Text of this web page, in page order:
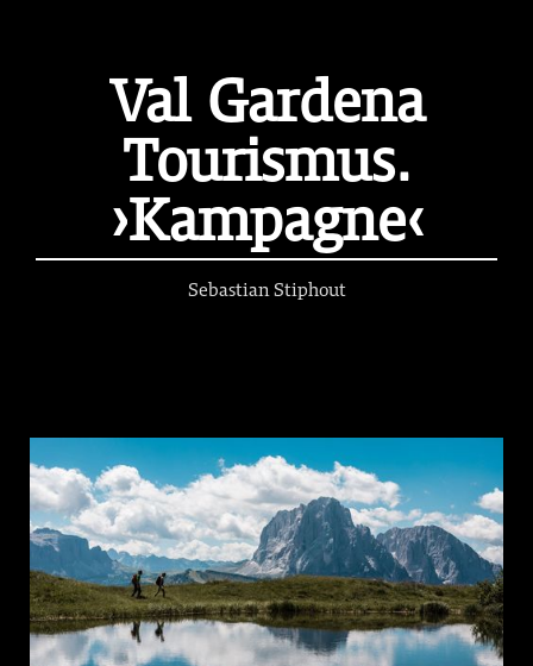
Val Gardena
Tourismus.
›Kampagne‹
Sebastian Stiphout